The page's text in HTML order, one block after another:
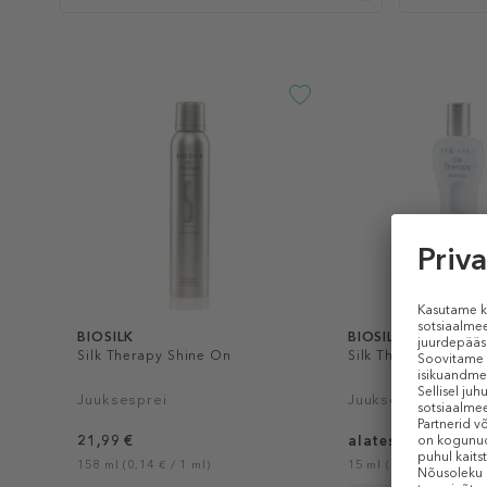
BIOSILK
Silk Therapy Shine On
Juuksesprei
21,99 €
158 ml (0,14 € / 1 ml)
BIOSILK
Silk Therapy
Juukseseerum
alates 6,99 €
15 ml (0,47 € / 1 ml)